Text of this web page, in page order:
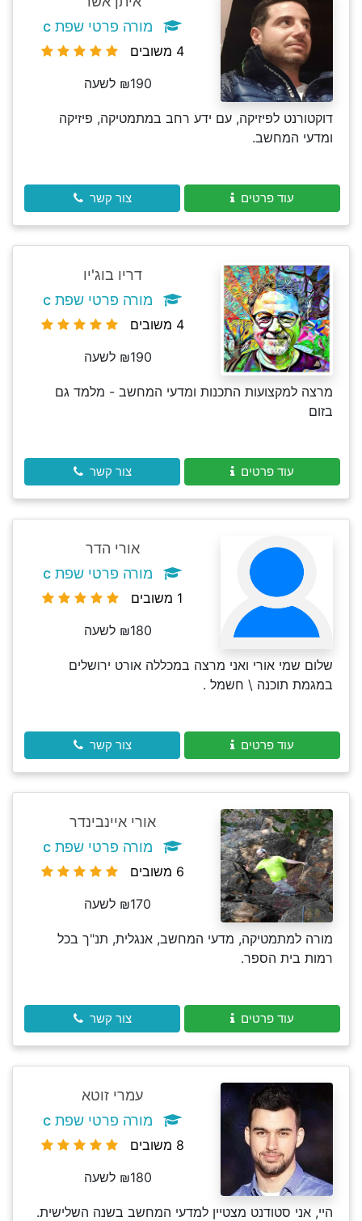
מורה פרטי שפת c
4 משובים
₪190 לשעה
דוקטורנט לפיזיקה, עם ידע רחב במתמטיקה, פיזיקה
ומדעי המחשב.
עוד פרטים צור קשר
דריו בוג'יו
מורה פרטי שפת c
4 משובים
₪190 לשעה
מרצה למקצועות התכנות ומדעי המחשב - מלמד גם
בזום
עוד פרטים צור קשר
אורי הדר
מורה פרטי שפת c
1 משובים
₪180 לשעה
שלום שמי אורי ואני מרצה במכללה אורט ירושלים
במגמת תוכנה \ חשמל .
עוד פרטים צור קשר
אורי איינבינדר
מורה פרטי שפת c
6 משובים
₪170 לשעה
מורה למתמטיקה, מדעי המחשב, אנגלית, תנ"ך בכל
רמות בית הספר.
עוד פרטים צור קשר
עמרי זוטא
מורה פרטי שפת c
8 משובים
₪180 לשעה
היי, אני סטודנט מצטיין למדעי המחשב בשנה השלישית.